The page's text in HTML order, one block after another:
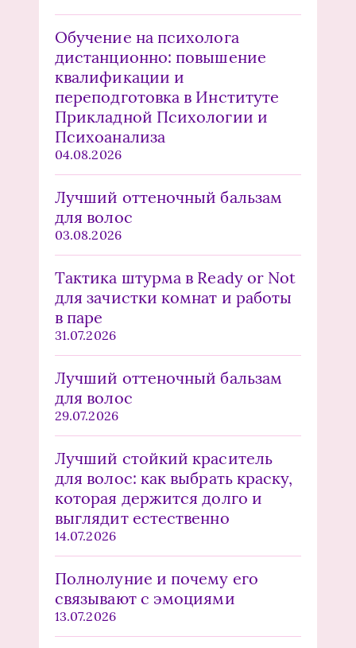
Обучение на психолога
дистанционно: повышение
квалификации и
переподготовка в Институте
Прикладной Психологии и
Психоанализа
04.08.2026
Лучший оттеночный бальзам
для волос
03.08.2026
Тактика штурма в Ready or Not
для зачистки комнат и работы
в паре
31.07.2026
Лучший оттеночный бальзам
для волос
29.07.2026
Лучший стойкий краситель
для волос: как выбрать краску,
которая держится долго и
выглядит естественно
14.07.2026
Полнолуние и почему его
связывают с эмоциями
13.07.2026